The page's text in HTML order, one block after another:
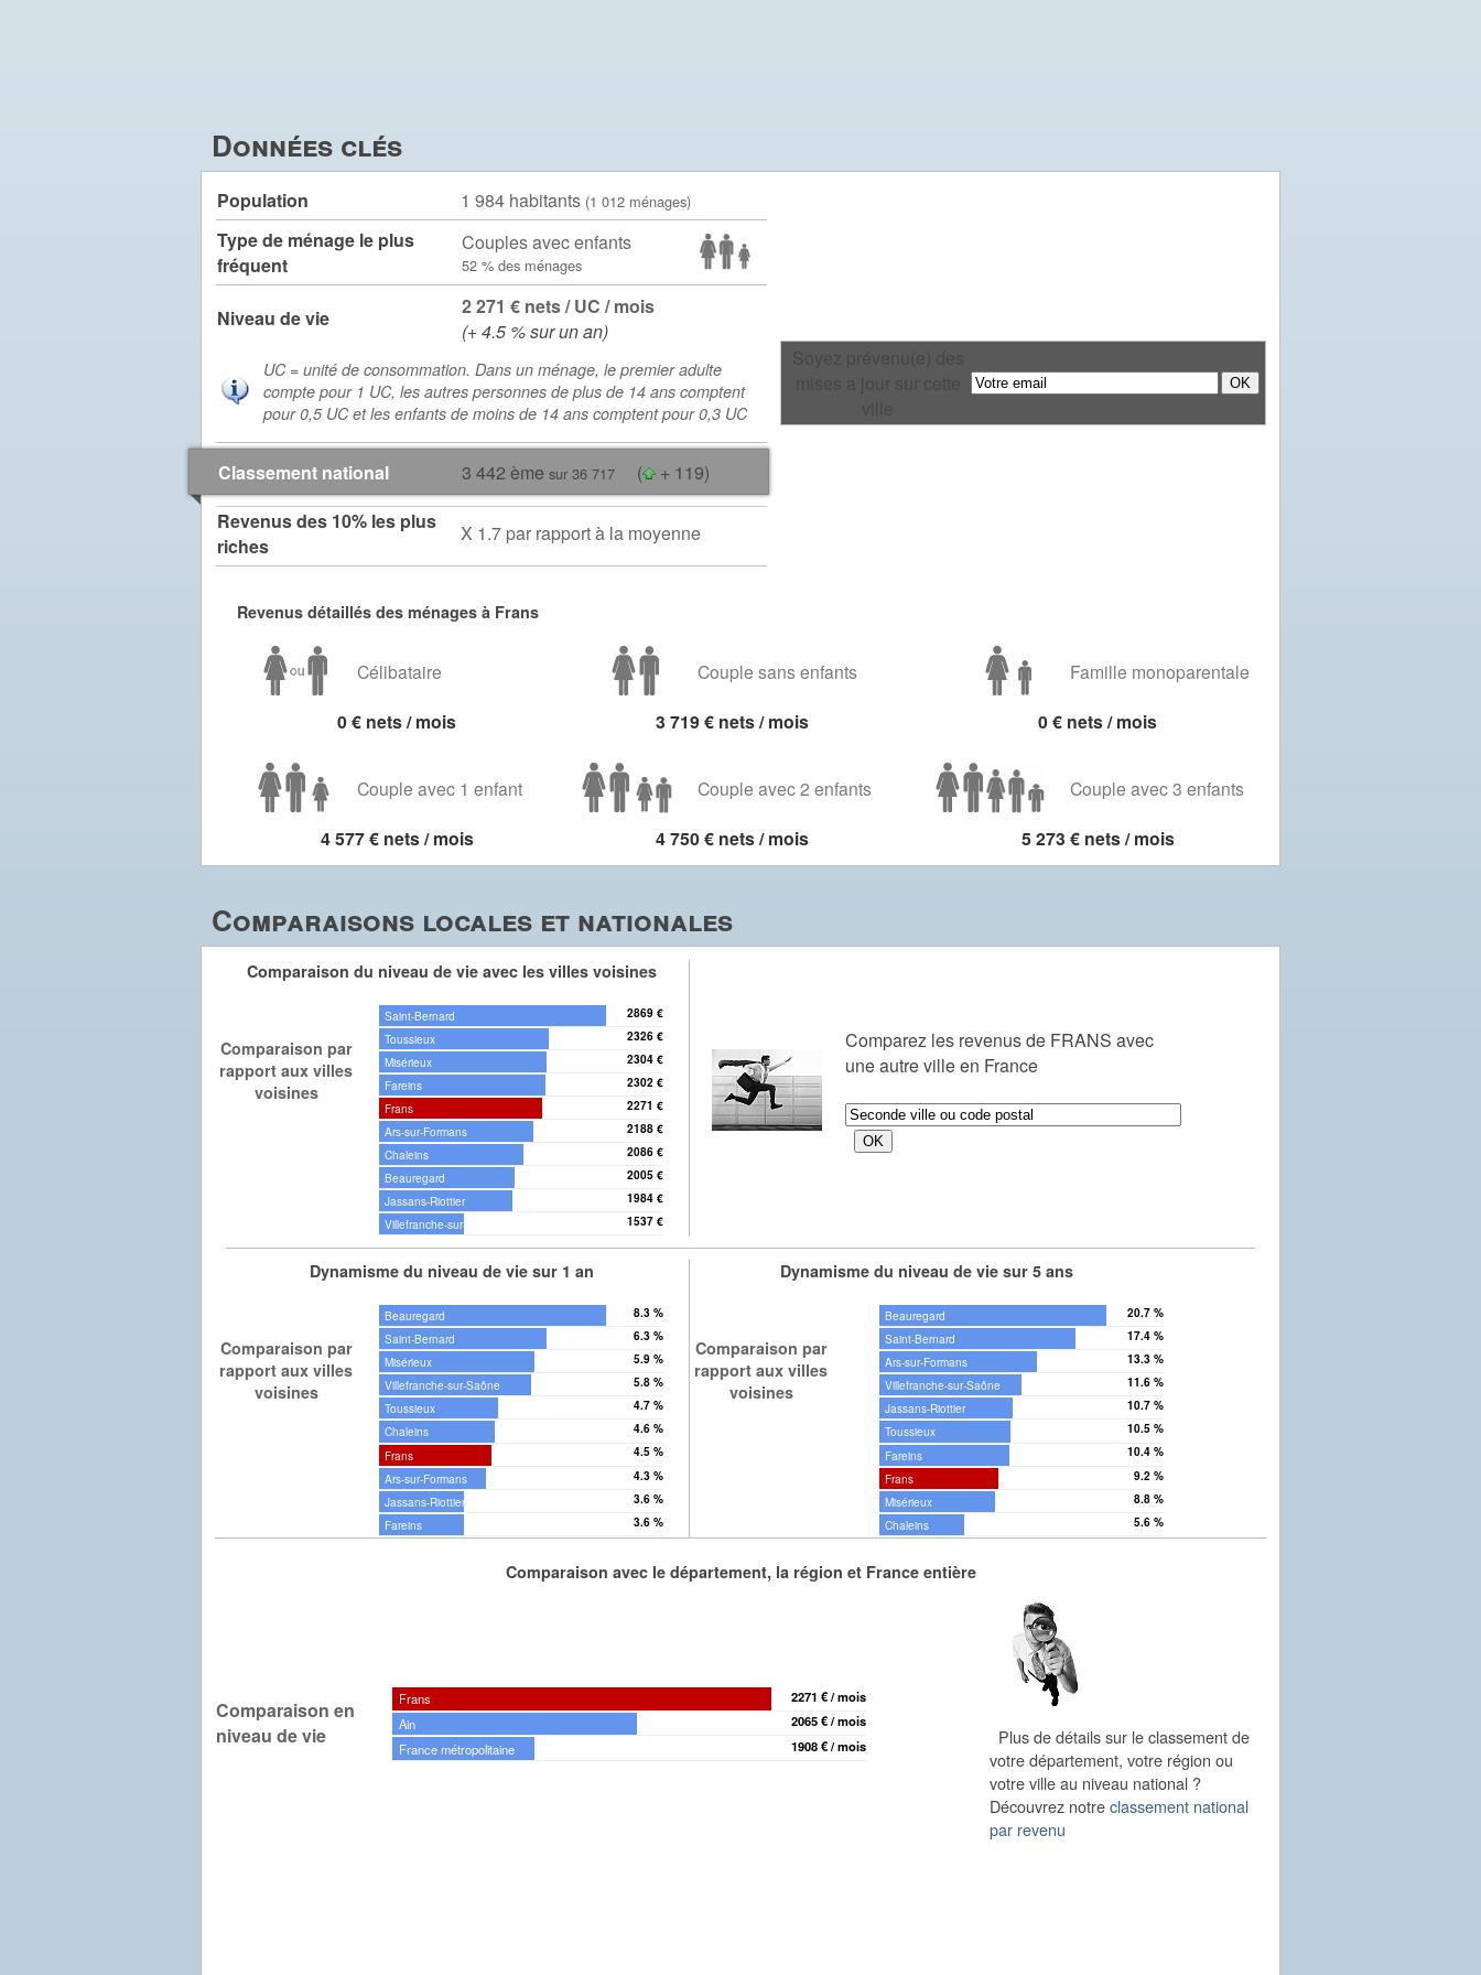
Données clés
Population 1 984 habitants (1 012 ménages)
Type de ménage le plus
fréquent
Couples avec enfants
52 % des ménages
Niveau de vie
2 271 € nets / UC / mois
(+ 4.5 % sur un an)
UC = unité de consommation. Dans un ménage, le premier adulte
compte pour 1 UC, les autres personnes de plus de 14 ans comptent
pour 0,5 UC et les enfants de moins de 14 ans comptent pour 0,3 UC
Classement national 3 442 ème sur 36 717 (
+ 119)
Revenus des 10% les plus
riches
X 1.7 par rapport à la moyenne
Revenus détaillés des ménages à Frans
Célibataire Couple sans enfants Famille monoparentale
0 € nets / mois 3 719 € nets / mois 0 € nets / mois
Couple avec 1 enfant Couple avec 2 enfants Couple avec 3 enfants
4 577 € nets / mois 4 750 € nets / mois 5 273 € nets / mois
Comparaisons locales et nationales
Comparaison du niveau de vie avec les villes voisines
Comparaison par
rapport aux villes
voisines
Saint-Bernard 2869 €
Toussieux 2326 €
Misérieux 2304 €
Fareins 2302 €
Frans 2271 €
Ars-sur-Formans 2188 €
Chaleins 2086 €
Beauregard 2005 €
Jassans-Riottier 1984 €
Villefranche-sur-Saône 1537 €
Comparez les revenus de FRANS avec
une autre ville en France
Dynamisme du niveau de vie sur 1 an
Comparaison par
rapport aux villes
voisines
Beauregard 8.3 %
Saint-Bernard 6.3 %
Misérieux 5.9 %
Villefranche-sur-Saône 5.8 %
Toussieux 4.7 %
Chaleins 4.6 %
Frans 4.5 %
Ars-sur-Formans 4.3 %
Jassans-Riottier 3.6 %
Fareins 3.6 %
Dynamisme du niveau de vie sur 5 ans
Comparaison par
rapport aux villes
voisines
Beauregard 20.7 %
Saint-Bernard 17.4 %
Ars-sur-Formans 13.3 %
Villefranche-sur-Saône 11.6 %
Jassans-Riottier 10.7 %
Toussieux 10.5 %
Fareins 10.4 %
Frans 9.2 %
Misérieux 8.8 %
Chaleins 5.6 %
Comparaison avec le département, la région et France entière
Comparaison en
niveau de vie
Frans
2271 € / mois
Ain
2065 € / mois
France métropolitaine
1908 € / mois
Plus de détails sur le classement de
votre département, votre région ou
votre ville au niveau national ?
Découvrez notreclassement national
par revenu